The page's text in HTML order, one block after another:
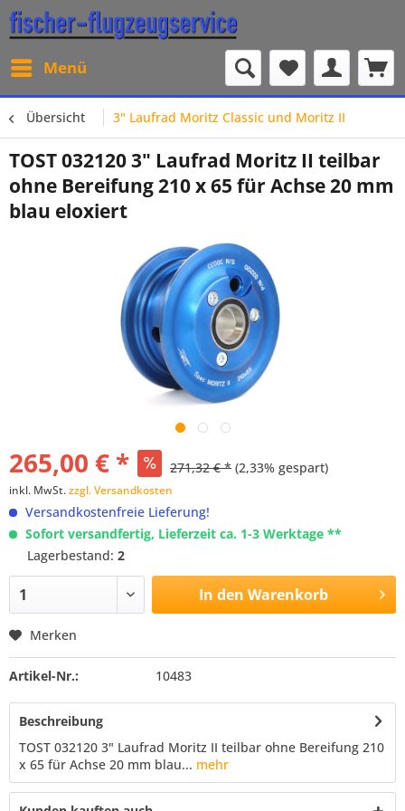
Menü
Übersicht 3" Laufrad Moritz Classic und Moritz II
TOST 032120 3" Laufrad Moritz II teilbar
ohne Bereifung 210 x 65 für Achse 20 mm
blau eloxiert
265,00 € * 271,32 € * (2,33% gespart)
inkl. MwSt.zzgl. Versandkosten
Versandkostenfreie Lieferung!
Sofort versandfertig, Lieferzeit ca. 1-3 Werktage **
Lagerbestand: 2
In den Warenkorb
Merken
Artikel-Nr.: 10483
Beschreibung
TOST 032120 3" Laufrad Moritz II teilbar ohne Bereifung 210
x 65 für Achse 20 mm blau... mehr